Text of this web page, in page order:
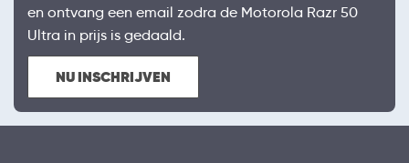
en ontvang een email zodra de Motorola Razr 50
Ultra in prijs is gedaald.
NU INSCHRIJVEN